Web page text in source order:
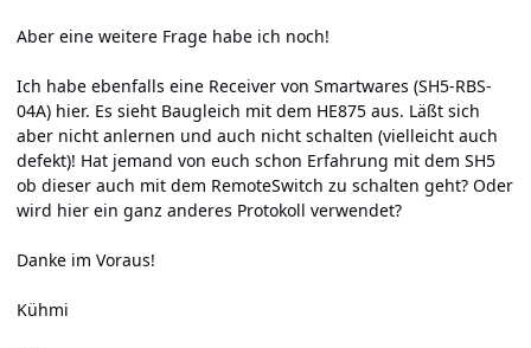
Aber eine weitere Frage habe ich noch!
Ich habe ebenfalls eine Receiver von Smartwares (SH5-RBS-
04A) hier. Es sieht Baugleich mit dem HE875 aus. Läßt sich
aber nicht anlernen und auch nicht schalten (vielleicht auch
defekt)! Hat jemand von euch schon Erfahrung mit dem SH5
ob dieser auch mit dem RemoteSwitch zu schalten geht? Oder
wird hier ein ganz anderes Protokoll verwendet?
Danke im Voraus!
Kühmi